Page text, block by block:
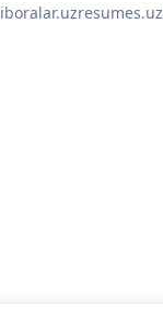
iboralar.uzresumes.uz